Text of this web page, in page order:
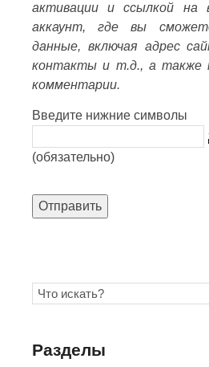
активации и ссылкой на
аккаунт, где вы
данные, включая адрес
контакты и т.д., а также
комментарии.
Введите нижние символы
(обязательно)
Отправить
Разделы